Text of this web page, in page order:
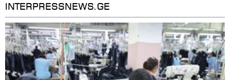
11:40 / 07-08-2026
"დაკავებულია 3 პირი, რომლებიც
სისტემატურად ამზადებდნენ ცნობილი
INTERPRESSNEWS.GE